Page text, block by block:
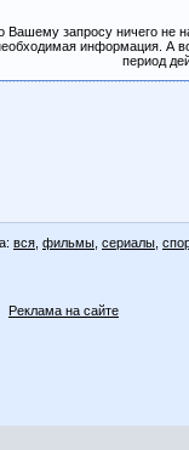
Вашему запросу ничего не
информация. А
период
вся фильмы сериалы
Реклама на сайте